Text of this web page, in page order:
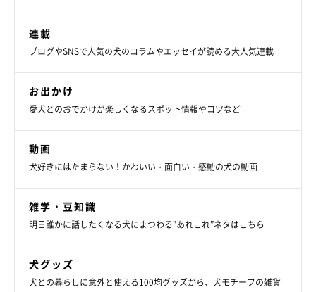
連載
ブログやSNSで人気の犬のコラムやエッセイが読める大人気連載
お出かけ
愛犬とのおでかけが楽しくなるスポット情報やコツなど
動画
犬好きにはたまらない！かわいい・面白い・感動の犬の動画
雑学・豆知識
明日誰かに話したくなる犬にまつわる”あれこれ”ネタはこちら
犬グッズ
犬との暮らしに意外と使える100均グッズから、犬モチーフの雑貨